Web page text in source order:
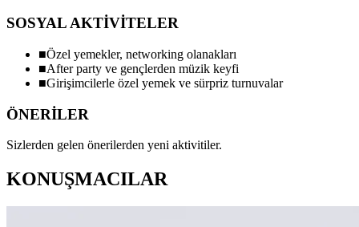
SOSYAL AKTİVİTELER
■Özel yemekler, networking olanakları
■After party ve gençlerden müzik keyfi
■Girişimcilerle özel yemek ve sürpriz turnuvalar
ÖNERİLER
Sizlerden gelen önerilerden yeni aktivitiler.
KONUŞMACILAR